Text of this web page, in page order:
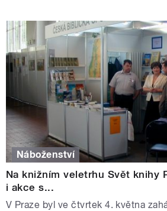
Náboženství
Na knižním veletrhu Svět knihy
i akce s...
V Praze byl ve čtvrtek 4. května